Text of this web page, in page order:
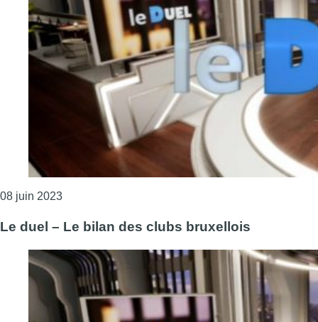
08 juin 2023Consulter l'article "Le duel – Un nouveau plan de
Le duel – Le bilan des clubs bruxellois